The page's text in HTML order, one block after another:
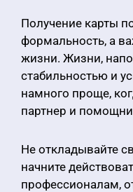
Получение карты
формальность, а
жизни. Жизни,
стабильностью и
намного проще,
партнер и
Не откладывайте
начните
профессионалам,